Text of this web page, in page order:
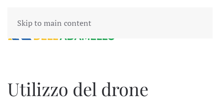
Skip to main content
Utilizzo del drone